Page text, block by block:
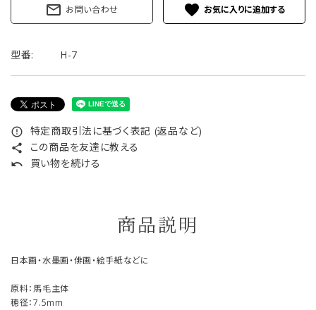
特定商取引法について
お問い合わせ
mail_outline お問い合わせ favorite
型番: H-7
error_outline 特定商取引法に基づく表記 (返品など)
share この商品を友達に教える
undo 買い物を続ける
商品説明
日本画・水墨画・俳画・絵手紙などに
原料：馬毛主体
穂径：7.5mm